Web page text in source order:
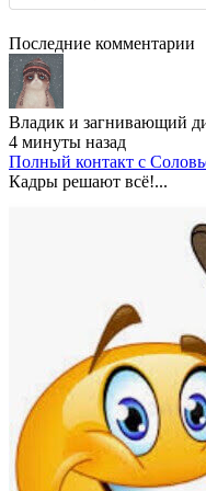
Последние комментарии
Владик и загнивающий
4 минуты назад
Полный контакт с
Кадры решают всё!...